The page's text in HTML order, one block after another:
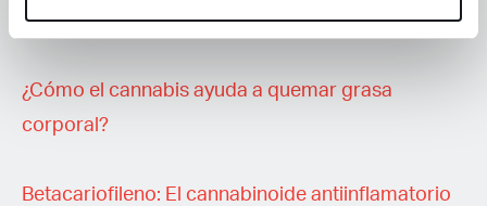
funcionen contra las superbacterias
¿Cómo el cannabis ayuda a quemar grasa
corporal?
Betacariofileno: El cannabinoide antiinflamatorio